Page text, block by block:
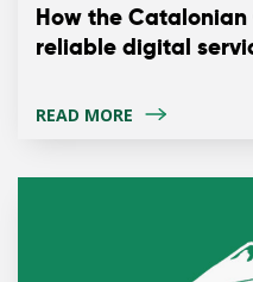
How the
reliable digital
READ MORE